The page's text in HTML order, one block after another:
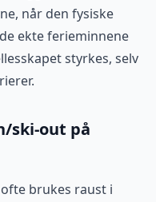
når den fysiske
ekte ferieminnene
styrkes, selv
ski-out på
brukes raust i